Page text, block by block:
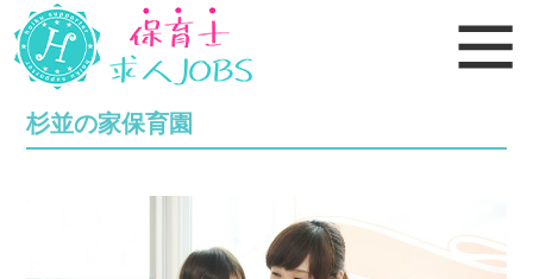
杉並の家保育園